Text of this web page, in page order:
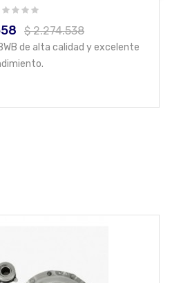
Precio
base
$ 2.274.538
de alta calidad y excelente